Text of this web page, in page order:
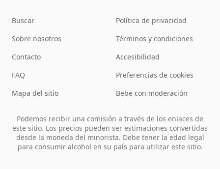
Buscar
Sobre nosotros
Contacto
FAQ
Mapa del sitio
Política de privacidad
Términos y condiciones
Accesibilidad
Preferencias de cookies
Bebe con moderación
Podemos recibir una comisión a través de los enlaces de
este sitio. Los precios pueden ser estimaciones convertidas
desde la moneda del minorista. Debe tener la edad legal
para consumir alcohol en su país para utilizar este sitio.